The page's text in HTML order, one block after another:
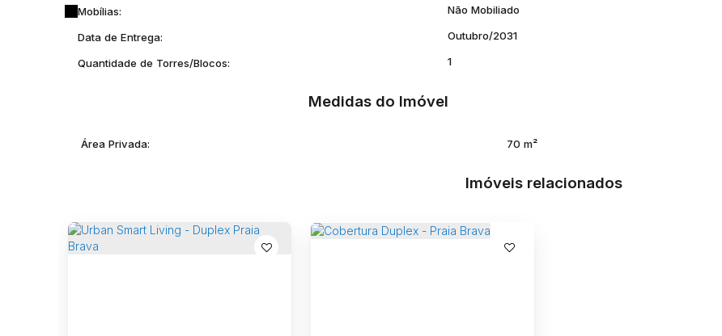
Mobílias: Não Mobiliado
Data de Entrega: Outubro/2031
Quantidade de Torres/Blocos: 1
Medidas do Imóvel
Área Privada: 70 m²
Imóveis relacionados